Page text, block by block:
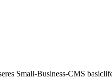
Small-Business-CMS